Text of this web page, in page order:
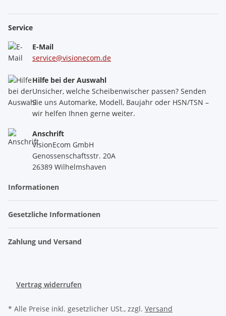
Service
E-Mail
service@visionecom.de
Hilfe bei der Auswahl
Unsicher, welche Scheibenwischer passen? Senden
Sie uns Automarke, Modell, Baujahr oder HSN/TSN –
wir helfen Ihnen gerne weiter.
Anschrift
VisionEcom GmbH
Genossenschaftsstr. 20A
26389 Wilhelmshaven
Informationen
Gesetzliche Informationen
Zahlung und Versand
Vertrag widerrufen
* Alle Preise inkl. gesetzlicher USt., zzgl. Versand